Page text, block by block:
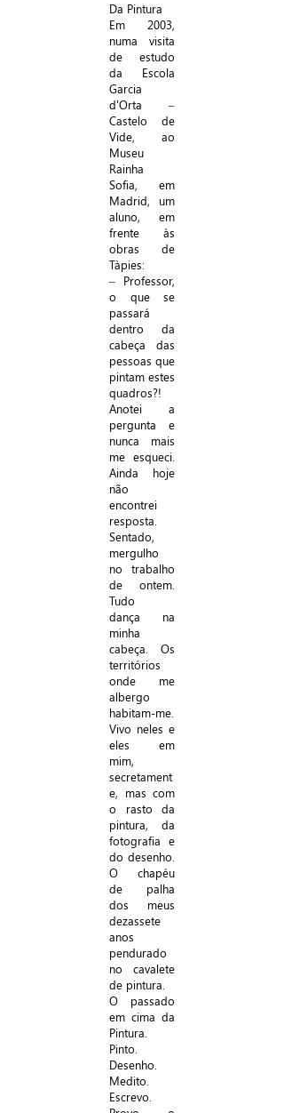
Da Pintura
Em 2003,
numa visita
de estudo
da Escola
Garcia
d'Orta –
Castelo de
Vide, ao
Museu
Rainha
Sofia, em
Madrid, um
aluno, em
frente às
obras de
Tàpies:
– Professor,
o que se
passará
dentro da
cabeça das
pessoas que
pintam estes
quadros?!
Anotei a
pergunta e
nunca mais
me esqueci.
Ainda hoje
não
encontrei
resposta.
Sentado,
mergulho
no trabalho
de ontem.
Tudo
dança na
minha
cabeça. Os
territórios
onde me
albergo
habitam-me.
Vivo neles e
eles em
mim,
secretament
e, mas com
o rasto da
pintura, da
fotografia e
do desenho.
O chapéu
de palha
dos meus
dezassete
anos
pendurado
no cavalete
de pintura.
O passado
em cima da
Pintura.
Pinto.
Desenho.
Medito.
Escrevo.